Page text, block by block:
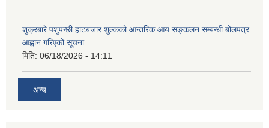
शुक्रबारे पशुपन्छी हाटबजार शुल्कको आन्तरिक आय सङ्कलन सम्बन्धी बोलपत्र
आह्वान गरिएको सूचना
मिति: 06/18/2026 - 14:11
अन्य